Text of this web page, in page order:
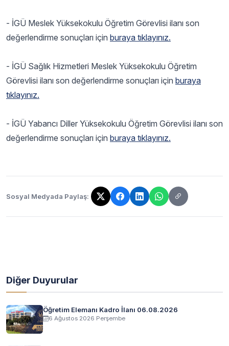
- İGÜ Meslek Yüksekokulu Öğretim Görevlisi ilanı son
değerlendirme sonuçları için buraya tıklayınız.
- İGÜ Sağlık Hizmetleri Meslek Yüksekokulu Öğretim
Görevlisi ilanı son değerlendirme sonuçları için buraya
tıklayınız.
- İGÜ Yabancı Diller Yüksekokulu Öğretim Görevlisi ilanı son
değerlendirme sonuçları için buraya tıklayınız.
Sosyal Medyada Paylaş:
Bağlantı kopyalandı!
Diğer Duyurular
Öğretim Elemanı Kadro İlanı 06.08.2026
6 Ağustos 2026 Perşembe